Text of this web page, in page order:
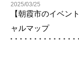
2025/03/25
【朝霞市のイベン
ャルマップ